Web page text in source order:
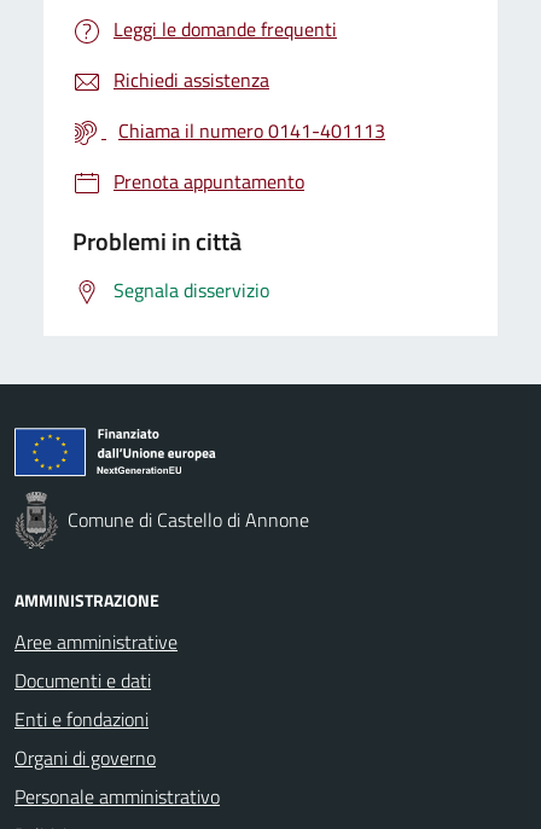
Leggi le domande frequenti
Richiedi assistenza
Chiama il numero 0141-401113
Prenota appuntamento
Problemi in città
Segnala disservizio
Comune di Castello di Annone
AMMINISTRAZIONE
Aree amministrative
Documenti e dati
Enti e fondazioni
Organi di governo
Personale amministrativo